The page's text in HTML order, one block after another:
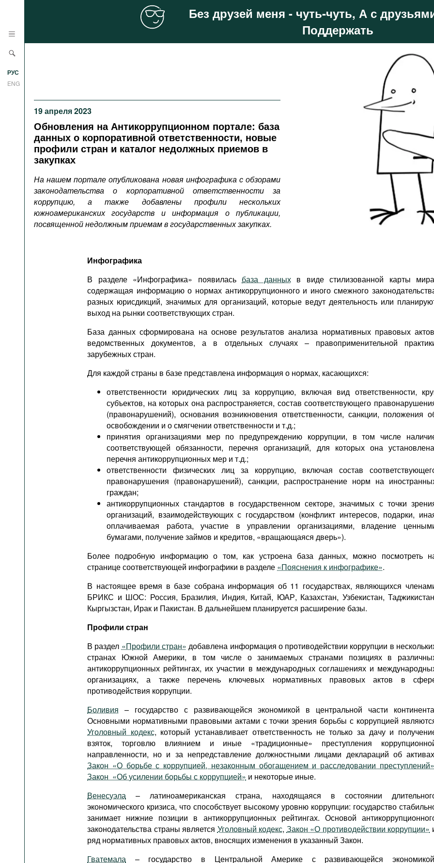
РУС
ENG
Профили
Стран
Международных организаций
Ресурсы
Литература
Сайты
Документы международных
организаций
Фильмы
Подкасты
О проекте
Без друзей меня - чуть-чуть, А с
Поддержать
19 апреля 2023
Обновления на Антикоррупционном портале: база
данных о корпоративной ответственности, новые
профили стран и каталог недолжных приемов в
закупках
На нашем портале опубликована новая инфографика с обзорами
законодательства о корпоративной ответственности за
коррупцию, а также добавлены профили нескольких
южноамериканских государств и информация о публикации,
посвященной недолжным приемам в государственных закупках.
Инфографика
В разделе «Инфографика» появилась база данныхв виде стилизованной карты
содержащая информацию о нормах антикоррупционного и иного смежного
разных юрисдикций, значимых для организаций, которые ведут деятельность или
выход на рынки соответствующих стран.
База данных сформирована на основе результатов анализа нормативных правовых
ведомственных документов, а в отдельных случаях – правоприменительной
зарубежных стран.
Для каждой страны в базе представлена информация о нормах, касающихся:
ответственности юридических лиц за коррупцию, включая вид ответственности,
субъектов, на которых она распространяется, состав соответствующего
(правонарушений), основания возникновения ответственности, санкции, положения
освобождении и о смягчении ответственности и т.д.;
принятия организациями мер по предупреждению коррупции, в том числе
соответствующей обязанности, перечня организаций, для которых она
перечня антикоррупционных мер и т.д.;
ответственности физических лиц за коррупцию, включая состав
правонарушения (правонарушений), санкции, распространение норм на
граждан;
антикоррупционных стандартов в государственном секторе, значимых с точки
организаций, взаимодействующих с государством (конфликт интересов, подарки,
оплачиваемая работа, участие в управлении организациями, владение
бумагами, получение займов и кредитов, «вращающаяся дверь»).
Более подробную информацию о том, как устроена база данных, можно посмотреть
странице соответствующей инфографики в разделе «Пояснения к инфографике».
В настоящее время в базе собрана информация об 11 государствах, являющихся
БРИКС и ШОС: Россия, Бразилия, Индия, Китай, ЮАР, Казахстан, Узбекистан,
Кыргызстан, Ирак и Пакистан. В дальнейшем планируется расширение базы.
Профили стран
В раздел «Профили стран» добавлена информация о противодействии коррупции в
странах Южной Америки, в том числе о занимаемых странами позициях в
антикоррупционных рейтингах, их участии в международных соглашениях и
организациях, а также перечень ключевых нормативных правовых актов в
противодействия коррупции.
Боливия – государство с развивающейся экономикой в центральной части
Основными нормативными правовыми актами с точки зрения борьбы с коррупцией
Уголовный кодекс, который устанавливает ответственность не только за дачу и
взяток, торговлю влиянием и иные «традиционные» преступления
направленности, но и за непредставление должностными лицами деклараций об
Закон «О борьбе с коррупцией, незаконным обогащением и расследовании преступлений»
Закон «Об усилении борьбы с коррупцией» и некоторые иные.
Венесуэла – латиноамериканская страна, находящаяся в состоянии
экономического кризиса, что способствует высокому уровню коррупции: государство
занимает нижние позиции в антикоррупционных рейтингах. Основой
законодательства страны является Уголовный кодекс, Закон «О противодействии коррупции»
ряд нормативных правовых актов, вносящих изменения в указанный Закон.
Гватемала – государство в Центральной Америке с развивающейся